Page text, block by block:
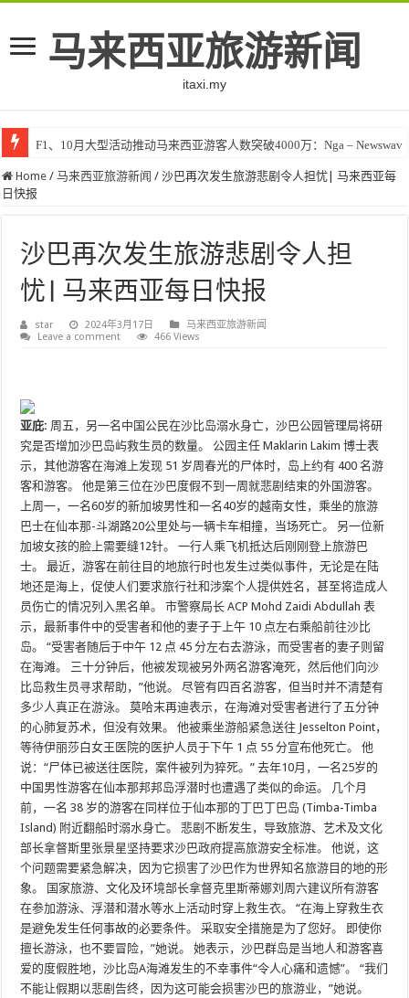
马来西亚旅游新闻
itaxi.my
F1、10月大型活动推动马来西亚游客人数突破4000万：Nga – Newswav
Home / 马来西亚旅游新闻 / 沙巴再次发生旅游悲剧令人担忧| 马来西亚每
日快报
沙巴再次发生旅游悲剧令人担
忧| 马来西亚每日快报
star 2024年3月17日
马来西亚旅游新闻
Leave a comment
466 Views
亚庇: 周五，另一名中国公民在沙比岛溺水身亡，沙巴公园管理局将研
究是否增加沙巴岛屿救生员的数量。 公园主任 Maklarin Lakim 博士表
示，其他游客在海滩上发现 51 岁周春光的尸体时，岛上约有 400 名游
客和游客。 他是第三位在沙巴度假不到一周就悲剧结束的外国游客。
上周一，一名60岁的新加坡男性和一名40岁的越南女性，乘坐的旅游
巴士在仙本那-斗湖路20公里处与一辆卡车相撞，当场死亡。 另一位新
加坡女孩的脸上需要缝12针。 一行人乘飞机抵达后刚刚登上旅游巴
士。 最近，游客在前往目的地旅行时也发生过类似事件，无论是在陆
地还是海上，促使人们要求旅行社和涉案个人提供姓名，甚至将造成人
员伤亡的情况列入黑名单。 市警察局长 ACP Mohd Zaidi Abdullah 表
示，最新事件中的受害者和他的妻子于上午 10 点左右乘船前往沙比
岛。 “受害者随后于中午 12 点 45 分左右去游泳，而受害者的妻子则留
在海滩。 三十分钟后，他被发现被另外两名游客淹死，然后他们向沙
比岛救生员寻求帮助，”他说。 尽管有四百名游客，但当时并不清楚有
多少人真正在游泳。 莫哈末再迪表示，在海滩对受害者进行了五分钟
的心肺复苏术，但没有效果。 他被乘坐游船紧急送往 Jesselton Point，
等待伊丽莎白女王医院的医护人员于下午 1 点 55 分宣布他死亡。 他
说：“尸体已被送往医院，案件被列为猝死。” 去年10月，一名25岁的
中国男性游客在仙本那邦邦岛浮潜时也遭遇了类似的命运。 几个月
前，一名 38 岁的游客在同样位于仙本那的丁巴丁巴岛 (Timba-Timba
Island) 附近翻船时溺水身亡。 悲剧不断发生，导致旅游、艺术及文化
部长拿督斯里张景星坚持要求沙巴政府提高旅游安全标准。 他说，这
个问题需要紧急解决，因为它损害了沙巴作为世界知名旅游目的地的形
象。 国家旅游、文化及环境部长拿督克里斯蒂娜刘周六建议所有游客
在参加游泳、浮潜和潜水等水上活动时穿上救生衣。 “在海上穿救生衣
是避免发生任何事故的必要条件。 采取安全措施是为了您好。 即使你
擅长游泳，也不要冒险，”她说。 她表示，沙巴群岛是当地人和游客喜
爱的度假胜地，沙比岛A海滩发生的不幸事件“令人心痛和遗憾”。 “我们
不能让假期以悲剧告终，因为这可能会损害沙巴的旅游业，”她说。